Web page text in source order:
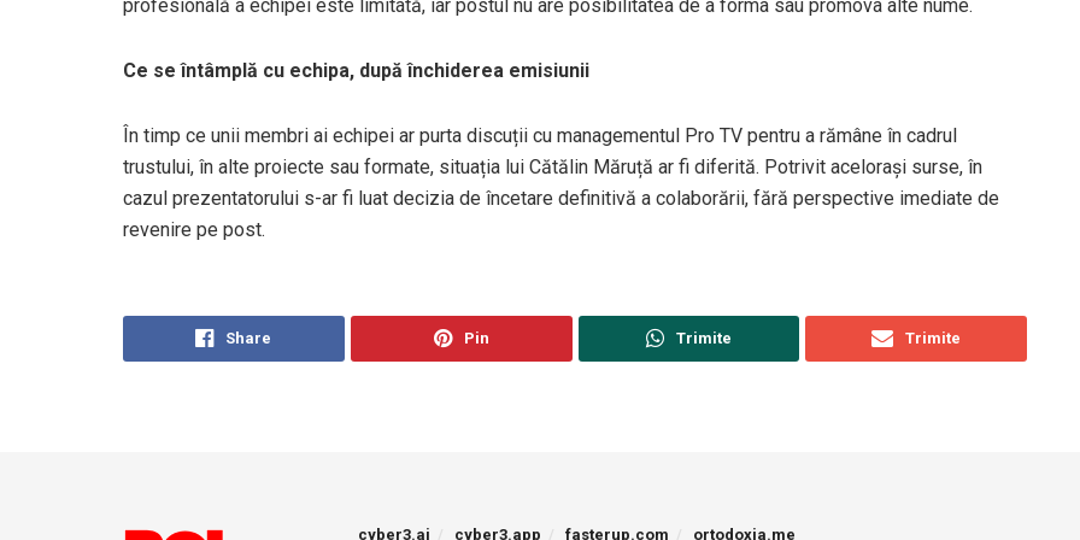
profesională a echipei este limitată, iar postul nu are posibilitatea de a forma sau promova alte nume.
Ce se întâmplă cu echipa, după închiderea emisiunii
În timp ce unii membri ai echipei ar purta discuții cu managementul Pro TV pentru a rămâne în cadrul
trustului, în alte proiecte sau formate, situația lui Cătălin Măruță ar fi diferită. Potrivit acelorași surse, în
cazul prezentatorului s-ar fi luat decizia de încetare definitivă a colaborării, fără perspective imediate de
revenire pe post.
Share Pin Trimite Trimite
cyber3.ai cyber3.app fasterup.com ortodoxia.me